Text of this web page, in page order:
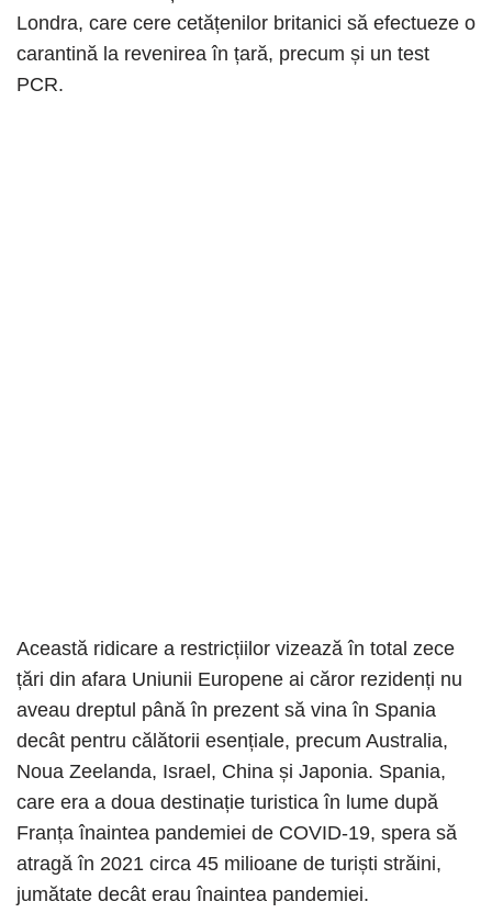
Londra, care cere cetățenilor britanici să efectueze o
carantină la revenirea în țară, precum și un test
PCR.
Această ridicare a restricțiilor vizează în total zece
țări din afara Uniunii Europene ai căror rezidenți nu
aveau dreptul până în prezent să vina în Spania
decât pentru călătorii esențiale, precum Australia,
Noua Zeelanda, Israel, China și Japonia. Spania,
care era a doua destinație turistica în lume după
Franța înaintea pandemiei de COVID-19, spera să
atragă în 2021 circa 45 milioane de turiști străini,
jumătate decât erau înaintea pandemiei.